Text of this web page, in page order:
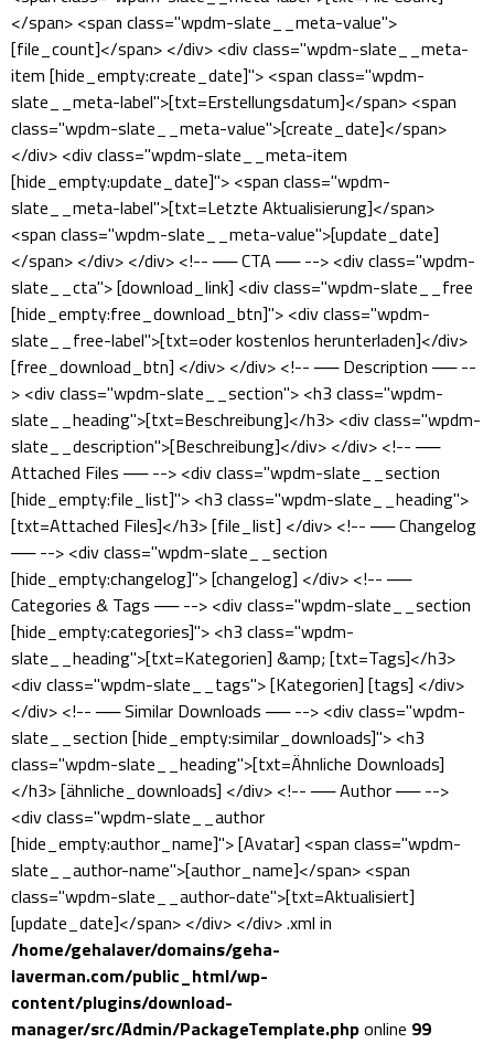
</span> <span class="wpdm-slate__meta-value">
[file_count]</span> </div> <div class="wpdm-slate__meta-
item [hide_empty:create_date]"> <span class="wpdm-
slate__meta-label">[txt=Erstellungsdatum]</span> <span
class="wpdm-slate__meta-value">[create_date]</span>
</div> <div class="wpdm-slate__meta-item
[hide_empty:update_date]"> <span class="wpdm-
slate__meta-label">[txt=Letzte Aktualisierung]</span>
<span class="wpdm-slate__meta-value">[update_date]
</span> </div> </div> <!-- ── CTA ── --> <div class="wpdm-
slate__cta"> [download_link] <div class="wpdm-slate__free
[hide_empty:free_download_btn]"> <div class="wpdm-
slate__free-label">[txt=oder kostenlos herunterladen]</div>
[free_download_btn] </div> </div> <!-- ── Description ── --
> <div class="wpdm-slate__section"> <h3 class="wpdm-
slate__heading">[txt=Beschreibung]</h3> <div class="wpdm-
slate__description">[Beschreibung]</div> </div> <!-- ──
Attached Files ── --> <div class="wpdm-slate__section
[hide_empty:file_list]"> <h3 class="wpdm-slate__heading">
[txt=Attached Files]</h3> [file_list] </div> <!-- ── Changelog
── --> <div class="wpdm-slate__section
[hide_empty:changelog]"> [changelog] </div> <!-- ──
Categories & Tags ── --> <div class="wpdm-slate__section
[hide_empty:categories]"> <h3 class="wpdm-
slate__heading">[txt=Kategorien] &amp; [txt=Tags]</h3>
<div class="wpdm-slate__tags"> [Kategorien] [tags] </div>
</div> <!-- ── Similar Downloads ── --> <div class="wpdm-
slate__section [hide_empty:similar_downloads]"> <h3
class="wpdm-slate__heading">[txt=Ähnliche Downloads]
</h3> [ähnliche_downloads] </div> <!-- ── Author ── -->
<div class="wpdm-slate__author
[hide_empty:author_name]"> [Avatar] <span class="wpdm-
slate__author-name">[author_name]</span> <span
class="wpdm-slate__author-date">[txt=Aktualisiert]
[update_date]</span> </div> </div> .xml in
/home/gehalaver/domains/geha-
laverman.com/public_html/wp-
content/plugins/download-
manager/src/Admin/PackageTemplate.phponline 99